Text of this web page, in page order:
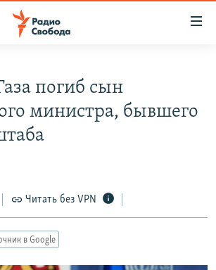
погиб сын
министра, бывшего
Читать без VPN
в Google